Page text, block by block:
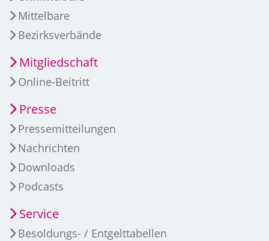
Mittelbare
Bezirksverbände
Mitgliedschaft
Online-Beitritt
Presse
Pressemitteilungen
Nachrichten
Downloads
Podcasts
Service
Besoldungs- / Entgelttabellen